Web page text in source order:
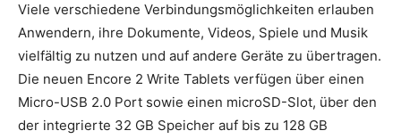
Viele verschiedene Verbindungsmöglichkeiten erlauben
Anwendern, ihre Dokumente, Videos, Spiele und Musik
vielfältig zu nutzen und auf andere Geräte zu übertragen.
Die neuen Encore 2 Write Tablets verfügen über einen
Micro-USB 2.0 Port sowie einen microSD-Slot, über den
der integrierte 32 GB Speicher auf bis zu 128 GB